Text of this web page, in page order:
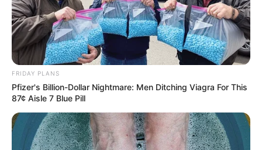
Para fazer essa lembrancinha junina, recorte um
quadrado de tecido, de aproximadamente 10 cm
x 10 cm, recheie com paçoquinha (ou com doces à
sua escolha) e amarre com
fio de juta. Com um metro de tecido você
consegue fazer várias trouxinhas como estas,
lindas e super baratas.
Saquinho de pipoca festa junina
FRIDAY PLANS
Pfizer's Billion-Dollar Nightmare: Men Ditching Viagra For This
87¢ Aisle 7 Blue Pill